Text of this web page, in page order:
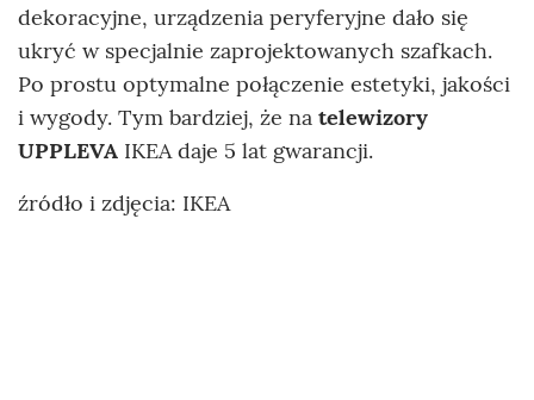
dekoracyjne, urządzenia peryferyjne dało się
ukryć w specjalnie zaprojektowanych szafkach.
Po prostu optymalne połączenie estetyki, jakości
i wygody. Tym bardziej, że na telewizory
UPPLEVA IKEA daje 5 lat gwarancji.
źródło i zdjęcia: IKEA